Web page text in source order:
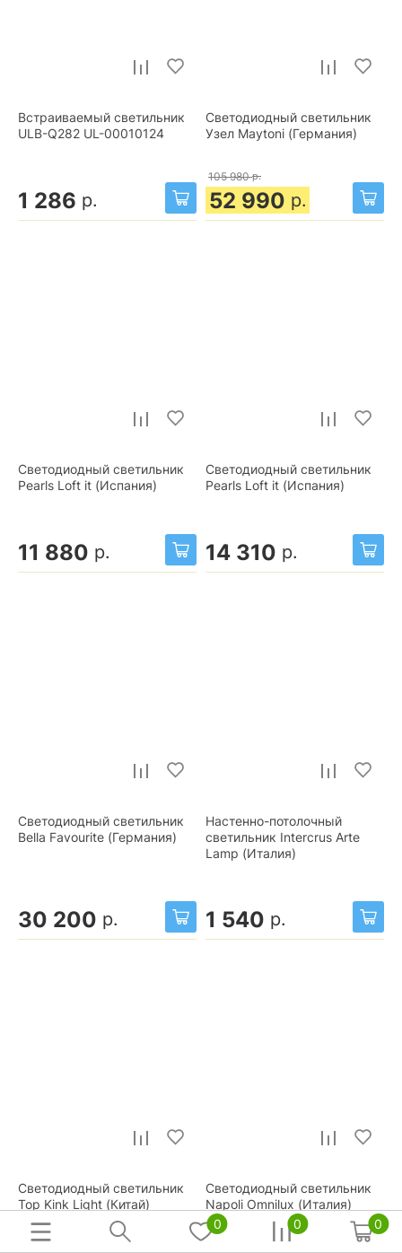
Встраиваемый светильник
ULB-Q282 UL-00010124
1 286 р.
Светодиодный светильник
Узел Maytoni (Германия)
105 980 р.
52 990 р.
Светодиодный светильник
Pearls Loft it (Испания)
11 880 р.
Светодиодный светильник
Pearls Loft it (Испания)
14 310 р.
Светодиодный светильник
Bella Favourite (Германия)
30 200 р.
Настенно-потолочный
светильник Intercrus Arte
Lamp (Италия)
1 540 р.
Светодиодный светильник
Тор Kink Light (Китай)
Светодиодный светильник
Napoli Omnilux (Италия)
0 0 0